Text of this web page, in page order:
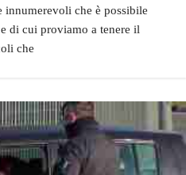
innumerevoli che è possibile
di cui proviamo a tenere il
che